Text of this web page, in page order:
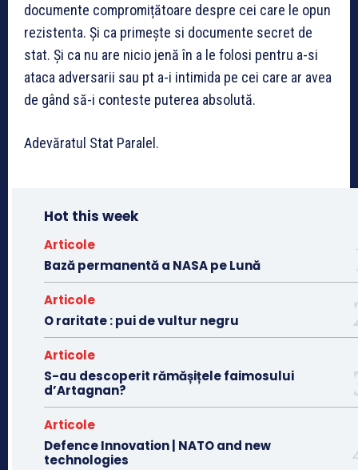
documente compromițătoare despre cei care le opun
rezistenta. Și ca primește si documente secret de
stat. Și ca nu are nicio jenă în a le folosi pentru a-si
ataca adversarii sau pt a-i intimida pe cei care ar avea
de gând să-i conteste puterea absolută.
Adevăratul Stat Paralel.
Hot this week
Articole
Bază permanentă a NASA pe Lună
Articole
O raritate : pui de vultur negru
Articole
S-au descoperit rămășițele faimosului
d’Artagnan?
Articole
Defence Innovation | NATO and new
technologies